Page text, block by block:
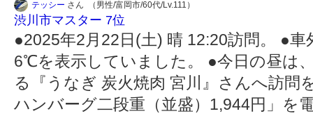
テッシー さん （男性/富岡市/60代/Lv.111）
渋川市マスター 7位
●2025年2月22日(土) 晴 12:20訪問。 ●
6℃を表示していました。 ●今日の昼は
る『うなぎ 炭火焼肉 宮川』さんへ訪問
ハンバーグ二段重（並盛）1,944円」を